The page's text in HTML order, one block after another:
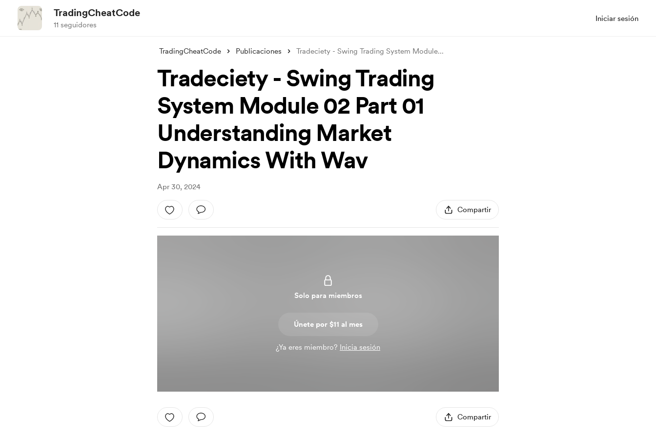
TradingCheatCode
11 seguidores
Iniciar sesión
TradingCheatCode Publicaciones Tradeciety - Swing Trading System Module...
Tradeciety - Swing Trading
System Module 02 Part 01
Understanding Market
Dynamics With Wav
Apr 30, 2024
Compartir
Solo para miembros
Únete por $11 al mes
¿Ya eres miembro? Inicia sesión
Compartir